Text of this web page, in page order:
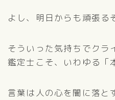
よし、明日からも頑張る
そういった気持ちでクラ
鑑定士こそ、いわゆる「
言葉は人の心を闇に落と